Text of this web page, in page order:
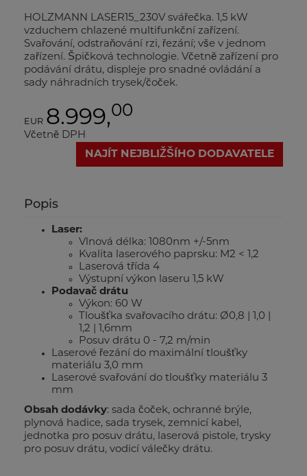
HOLZMANN LASER15_230V svářečka. 1,5 kW
vzduchem chlazené multifunkční zařízení.
Svařování, odstraňování rzi, řezání; vše v jednom
zařízení. Špičková technologie. Včetně zařízení pro
podávání drátu, displeje pro snadné ovládání a
sady náhradních trysek/čoček.
EUR 8.999,00
Včetně DPH
NAJÍT NEJBLIŽŠÍHO DODAVATELE
Popis
Laser:
Vlnová délka: 1080nm +/-5nm
Kvalita laserového paprsku: M2 < 1,2
Laserová třída 4
Výstupní výkon laseru 1,5 kW
Podavač drátu
Výkon: 60 W
Tloušťka svařovacího drátu: Ø0,8 | 1,0 |
1,2 | 1,6mm
Posuv drátu 0 - 7,2 m/min
Laserové řezání do maximální tloušťky
materiálu 3,0 mm
Laserové svařování do tloušťky materiálu 3
mm
Obsah dodávky: sada čoček, ochranné brýle,
plynová hadice, sada trysek, zemnicí kabel,
jednotka pro posuv drátu, laserová pistole, trysky
pro posuv drátu, vodicí válečky drátu.